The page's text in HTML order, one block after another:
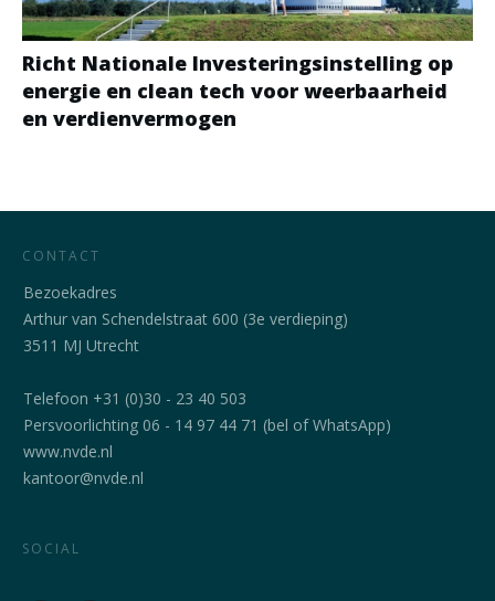
Richt Nationale Investeringsinstelling op
energie en clean tech voor weerbaarheid
en verdienvermogen
CONTACT
Bezoekadres
Arthur van Schendelstraat 600 (3e verdieping)
3511 MJ Utrecht
Telefoon +31 (0)30 - 23 40 503
Persvoorlichting 06 - 14 97 44 71 (bel of WhatsApp)
www.nvde.nl
kantoor@nvde.nl
SOCIAL